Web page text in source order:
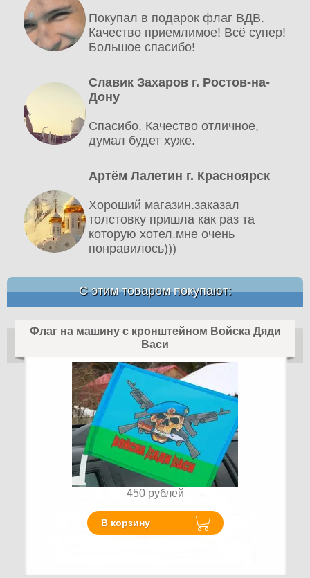
Покупал в подарок флаг ВДВ.
Качество приемлимое! Всё супер!
Большое спасибо!
Славик Захаров г. Ростов-на-
Дону
Спасибо. Качество отличное,
думал будет хуже.
Артём Лалетин г. Красноярск
Хороший магазин.заказал
толстовку пришла как раз та
которую хотел.мне очень
понравилось)))
С этим товаром покупают:
Флаг на машину с кронштейном Войска Дяди
Васи
450 рублей
В корзину